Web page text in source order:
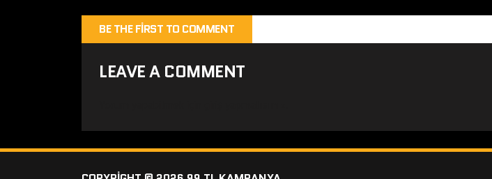
BE THE FIRST TO COMMENT
LEAVE A COMMENT